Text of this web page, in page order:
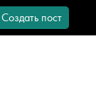
Создать пост